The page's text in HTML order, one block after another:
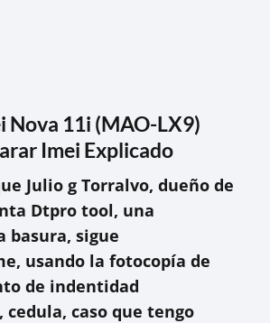
Nova 11i (MAO-LX9)
Imei Explicado
Julio g Torralvo, dueño de
Dtpro tool, una
basura, sigue
usando la fotocopía de
de indentidad
cedula, caso que tengo